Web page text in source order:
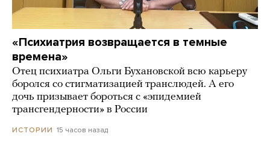
«Психиатрия возвращается в темные
времена»
Отец психиатра Ольги Бухановской всю карьеру
боролся со стигматизацией транслюдей. А его
дочь призывает бороться с «эпидемией
трансгендерности» в России
ИСТОРИИ 15 часов назад